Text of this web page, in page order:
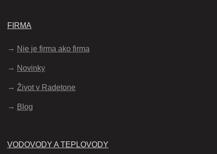
FIRMA
Nie je firma ako firma
Novinky
Život v Radetone
Blog
VODOVODY A TEPLOVODY